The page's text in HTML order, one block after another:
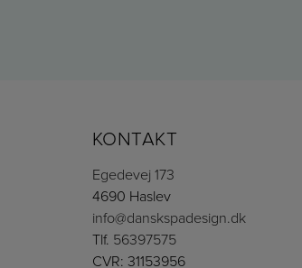
KONTAKT
Egedevej 173
4690 Haslev
info@danskspadesign.dk
Tlf. 56397575
CVR: 31153956